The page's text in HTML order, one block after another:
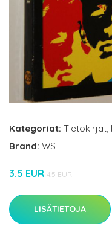
Kategoriat: Tietokirjat
Brand: WS
3.5 EUR 4.5 EUR
LISÄTIETOJA